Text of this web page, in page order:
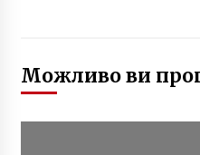
Можливо ви